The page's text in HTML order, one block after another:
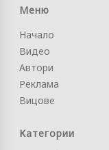
Меню
Начало
Видео
Автори
Реклама
Вицове
Категории